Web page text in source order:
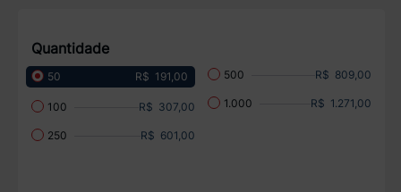
Quantidade
50 R$ 191,00
100 R$ 307,00
250 R$ 601,00
500 R$ 809,00
1.000 R$ 1.271,00